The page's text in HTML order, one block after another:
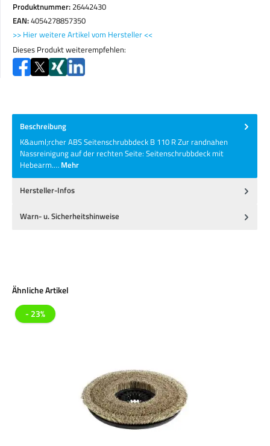
Produktnummer:26442430
EAN:4054278857350
>> Hier weitere Artikel vom Hersteller <<
Dieses Produkt weiterempfehlen:
Beschreibung
K&auml;rcher ABS Seitenschrubbdeck B 110 R Zur randnahen
Nassreinigung auf der rechten Seite: Seitenschrubbdeck mit
Hebearm.… Mehr
Hersteller-Infos
Warn- u. Sicherheitshinweise
Produktgalerie überspringen
Ähnliche Artikel
- 23%